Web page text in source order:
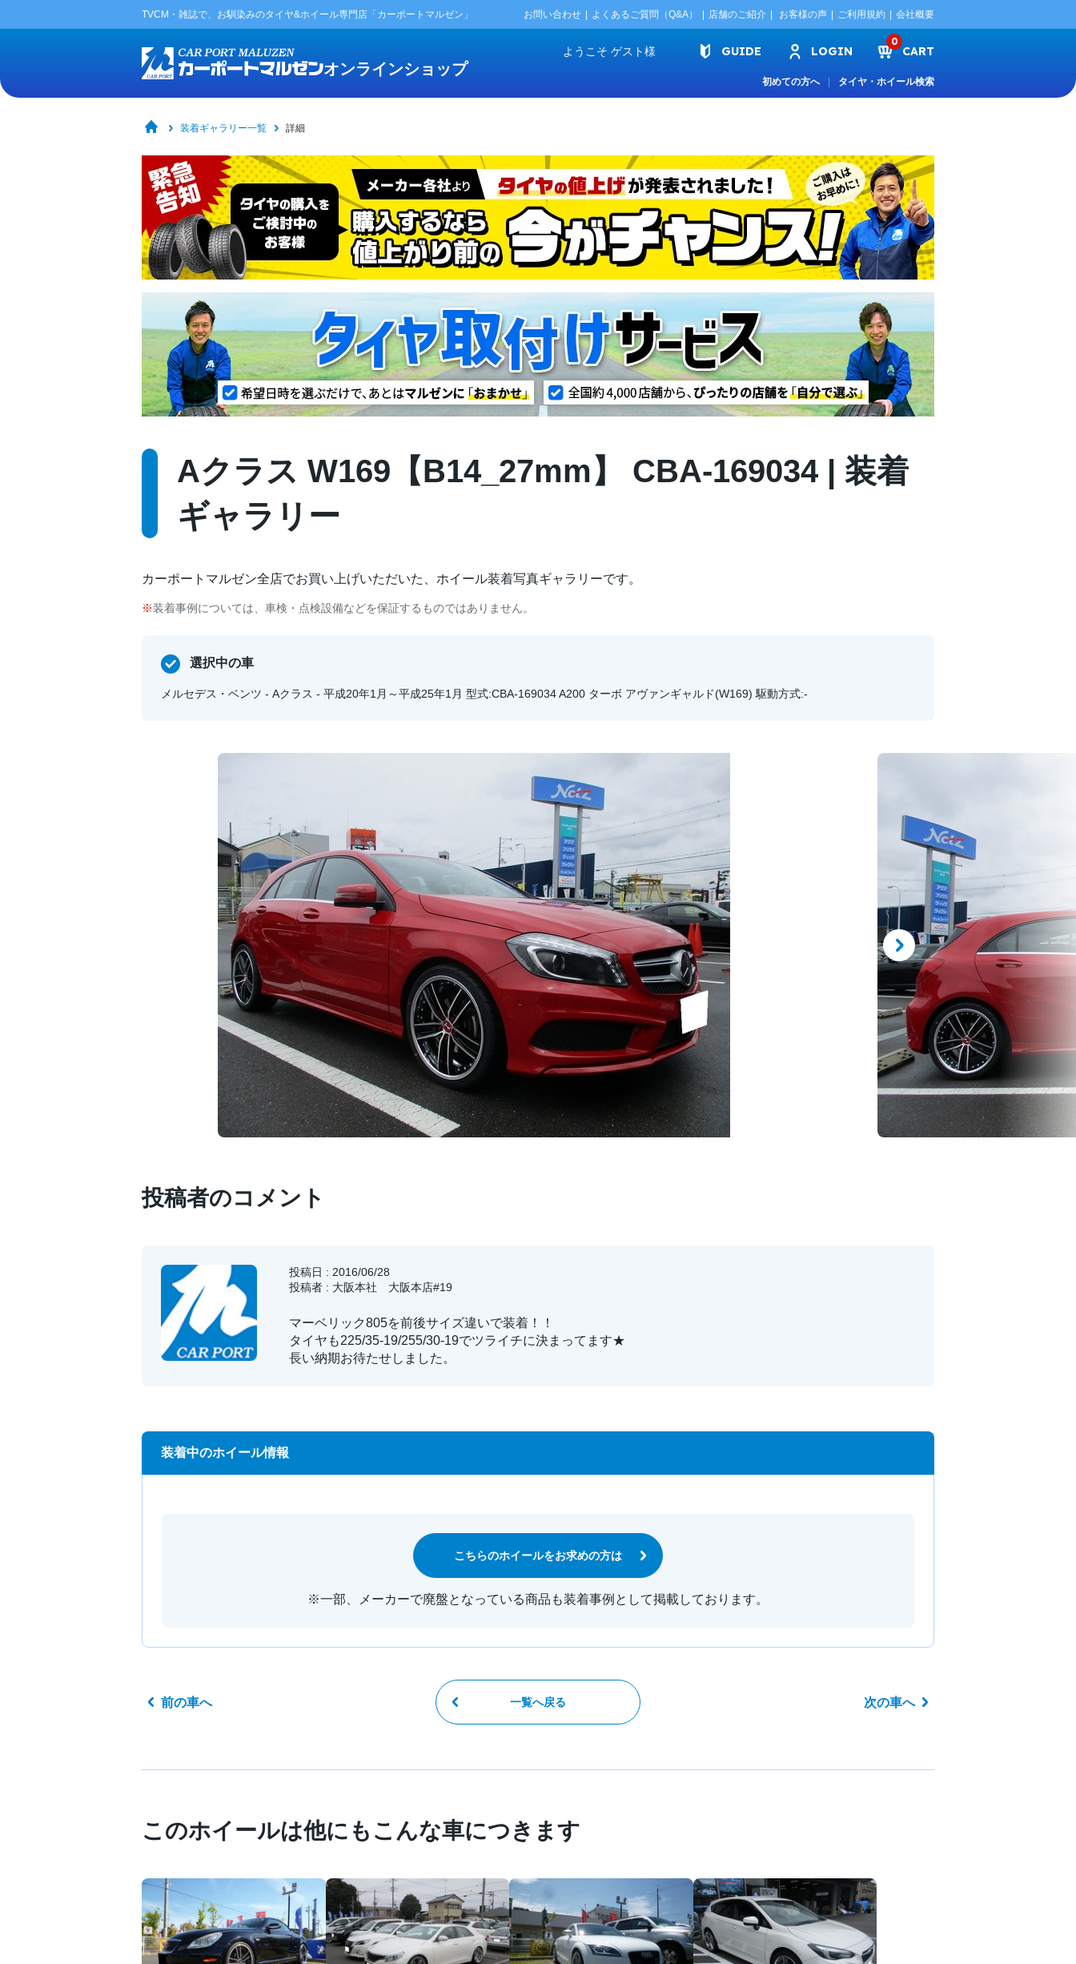
TVCM・雑誌で、お馴染みのタイヤ&ホイール専門店「カーポートマルゼン」 お問い合わせ よくあるご質問（Q&A） 店舗のご紹介 お客様の声 ご利用規約 会社概要
オンラインショップ
ようこそ ゲスト様 GUIDE LOGIN
0
CART
初めての方へ タイヤ・ホイール検索
装着ギャラリー一覧 詳細
Aクラス W169【B14_27mm】 CBA-169034 | 装着
ギャラリー
カーポートマルゼン全店でお買い上げいただいた、ホイール装着写真ギャラリーです。
装着事例については、車検・点検設備などを保証するものではありません。
選択中の車
メルセデス・ベンツ - Aクラス - 平成20年1月～平成25年1月 型式:CBA-169034 A200 ターボ アヴァンギャルド(W169) 駆動方式:-
投稿者のコメント
投稿日 : 2016/06/28
投稿者 : 大阪本社 大阪本店#19
マーベリック805を前後サイズ違いで装着！！
タイヤも225/35-19/255/30-19でツライチに決まってます★
長い納期お待たせしました。
装着中のホイール情報
こちらのホイールをお求めの方は
※一部、メーカーで廃盤となっている商品も装着事例として掲載しております。
前の車へ 一覧へ戻る 次の車へ
このホイールは他にもこんな車につきます